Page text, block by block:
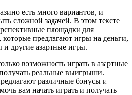
есть много вариантов, и
сложной задачей. В этом тексте
площадки для
предлагают игры на деньги,
и другие азартные игры.
возможность играть в азартные
реальные выигрыши.
различные бонусы и
вам начать играть и получать